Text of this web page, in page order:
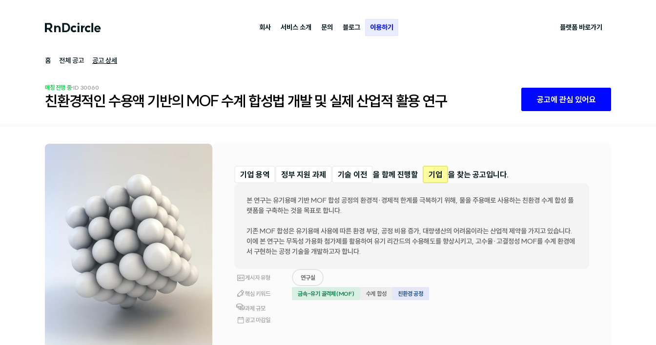
매칭 진행 중·ID 30060
친환경적인 수용액 기반의 MOF 수계 합성법 개발 및 실제 산업적 활용 연구 공고에 관심 있어요
기업 용역 정부 지원 과제 기술 이전 을 함께 진행할 기업 을 찾는 공고입니다.
본 연구는 유기용매 기반 MOF 합성 공정의 환경적·경제적 한계를 극복하기 위해, 물을 주용매로 사용하는 친환경 수계 합성 플
랫폼을 구축하는 것을 목표로 합니다.
기존 MOF 합성은 유기용매 사용에 따른 환경 부담, 공정 비용 증가, 대량생산의 어려움이라는 산업적 제약을 가지고 있습니다.
이에 본 연구는 무독성 가용화 첨가제를 활용하여 유기 리간드의 수용해도를 향상시키고, 고수율·고결정성 MOF를 수계 환경에
서 구현하는 공정 기술을 개발하고자 합니다.
게시자 유형 연구실
핵심 키워드 금속-유기 골격체(MOF) 수계 합성
친환경 공정
과제 규모
공고 마감일
회사 서비스 소개 문의 블로그 이용하기 플랫폼 바로가기
홈 전체 공고 공고 상세